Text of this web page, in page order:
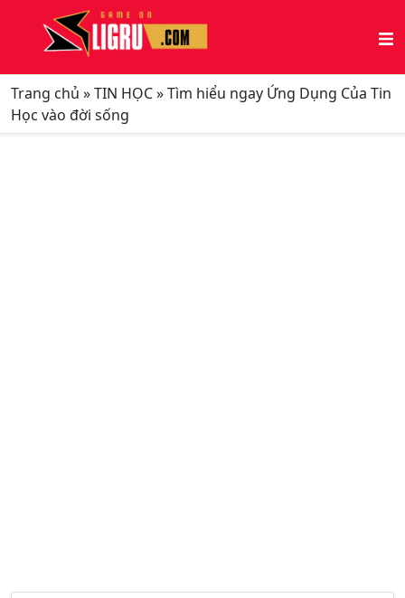
Trang chủ »TIN HỌC»Tìm hiểu ngay Ứng Dụng Của Tin
Học vào đời sống